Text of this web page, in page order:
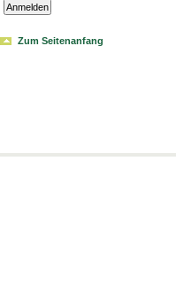
Zum Seitenanfang